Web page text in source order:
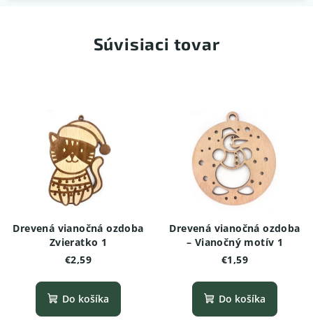
Súvisiaci tovar
Drevená vianočná ozdoba
Zvieratko 1
€2,59
Do košíka
Drevená vianočná ozdoba
– Vianočný motív 1
€1,59
Do košíka